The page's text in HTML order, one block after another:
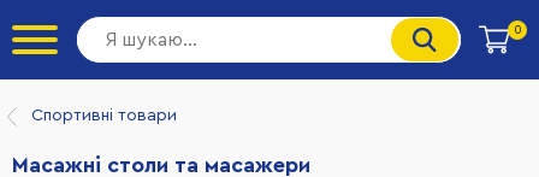
0
Спортивні товари
Масажні столи та масажери